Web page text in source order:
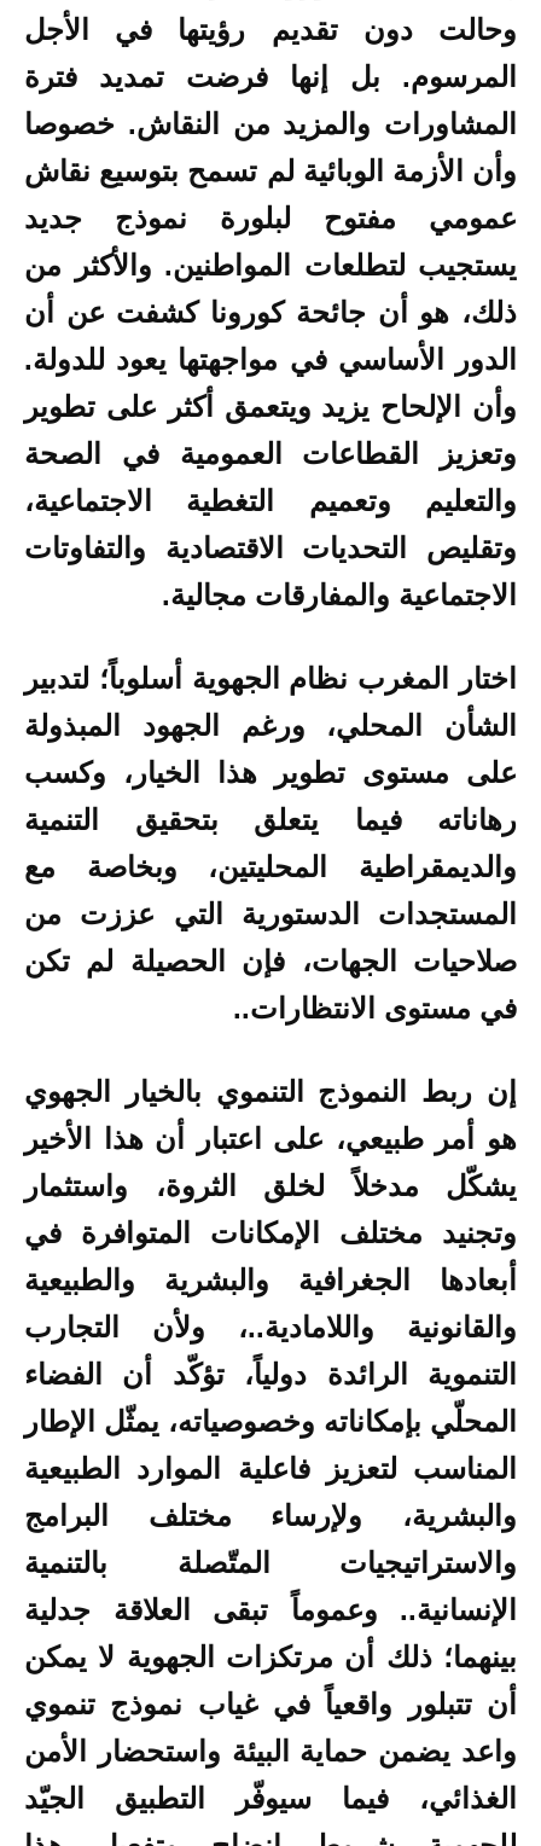
وحالت دون تقديم رؤيتها في الأجل
المرسوم. بل إنها فرضت تمديد فترة
المشاورات والمزيد من النقاش. خصوصا
وأن الأزمة الوبائية لم تسمح بتوسيع نقاش
عمومي مفتوح لبلورة نموذج جديد
يستجيب لتطلعات المواطنين. والأكثر من
ذلك، هو أن جائحة كورونا كشفت عن أن
الدور الأساسي في مواجهتها يعود للدولة.
وأن الإلحاح يزيد ويتعمق أكثر على تطوير
وتعزيز القطاعات العمومية في الصحة
والتعليم وتعميم التغطية الاجتماعية،
وتقليص التحديات الاقتصادية والتفاوتات
الاجتماعية والمفارقات مجالية.
اختار المغرب نظام الجهوية أسلوباً؛ لتدبير
الشأن المحلي، ورغم الجهود المبذولة
على مستوى تطوير هذا الخيار، وكسب
رهاناته فيما يتعلق بتحقيق التنمية
والديمقراطية المحليتين، وبخاصة مع
المستجدات الدستورية التي عززت من
صلاحيات الجهات، فإن الحصيلة لم تكن
في مستوى الانتظارات..
إن ربط النموذج التنموي بالخيار الجهوي
هو أمر طبيعي، على اعتبار أن هذا الأخير
يشكّل مدخلاً لخلق الثروة، واستثمار
وتجنيد مختلف الإمكانات المتوافرة في
أبعادها الجغرافية والبشرية والطبيعية
والقانونية واللامادية..، ولأن التجارب
التنموية الرائدة دولياً، تؤكّد أن الفضاء
المحلّي بإمكاناته وخصوصياته، يمثّل الإطار
المناسب لتعزيز فاعلية الموارد الطبيعية
والبشرية، ولإرساء مختلف البرامج
والاستراتيجيات المتّصلة بالتنمية
الإنسانية.. وعموماً تبقى العلاقة جدلية
بينهما؛ ذلك أن مرتكزات الجهوية لا يمكن
أن تتبلور واقعياً في غياب نموذج تنموي
واعد يضمن حماية البيئة واستحضار الأمن
الغذائي، فيما سيوفّر التطبيق الجيّد